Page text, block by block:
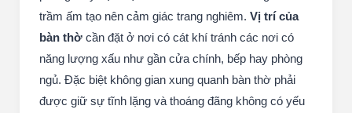
trầm ấm tạo nên cảm giác trang nghiêm. Vị trí của
bàn thờ cần đặt ở nơi có cát khí tránh các nơi có
năng lượng xấu như gần cửa chính, bếp hay phòng
ngủ. Đặc biệt không gian xung quanh bàn thờ phải
được giữ sự tĩnh lặng và thoáng đãng không có yếu